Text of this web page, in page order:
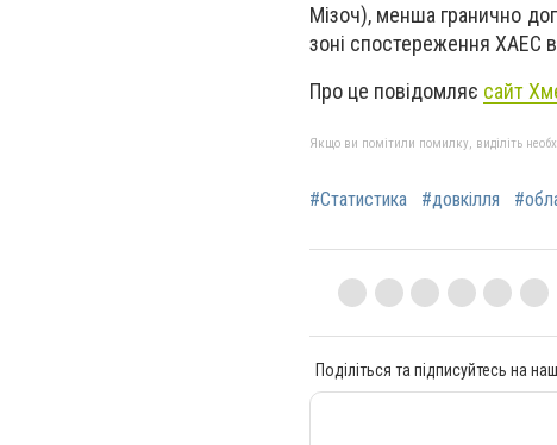
Мізоч), менша гранично
зоні спостереження ХАЕС
Про це повідомляє сайт
Якщо ви помітили помилку, виділіть
#Статистика #довкілля
Поділіться та підписуйтесь на